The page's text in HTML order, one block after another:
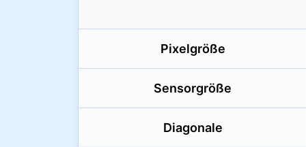
Pixelgröße
Sensorgröße
Diagonale